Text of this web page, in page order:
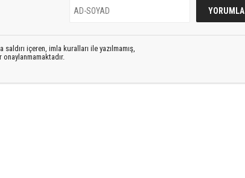
içeren, imla kuralları ile yazılmamış,